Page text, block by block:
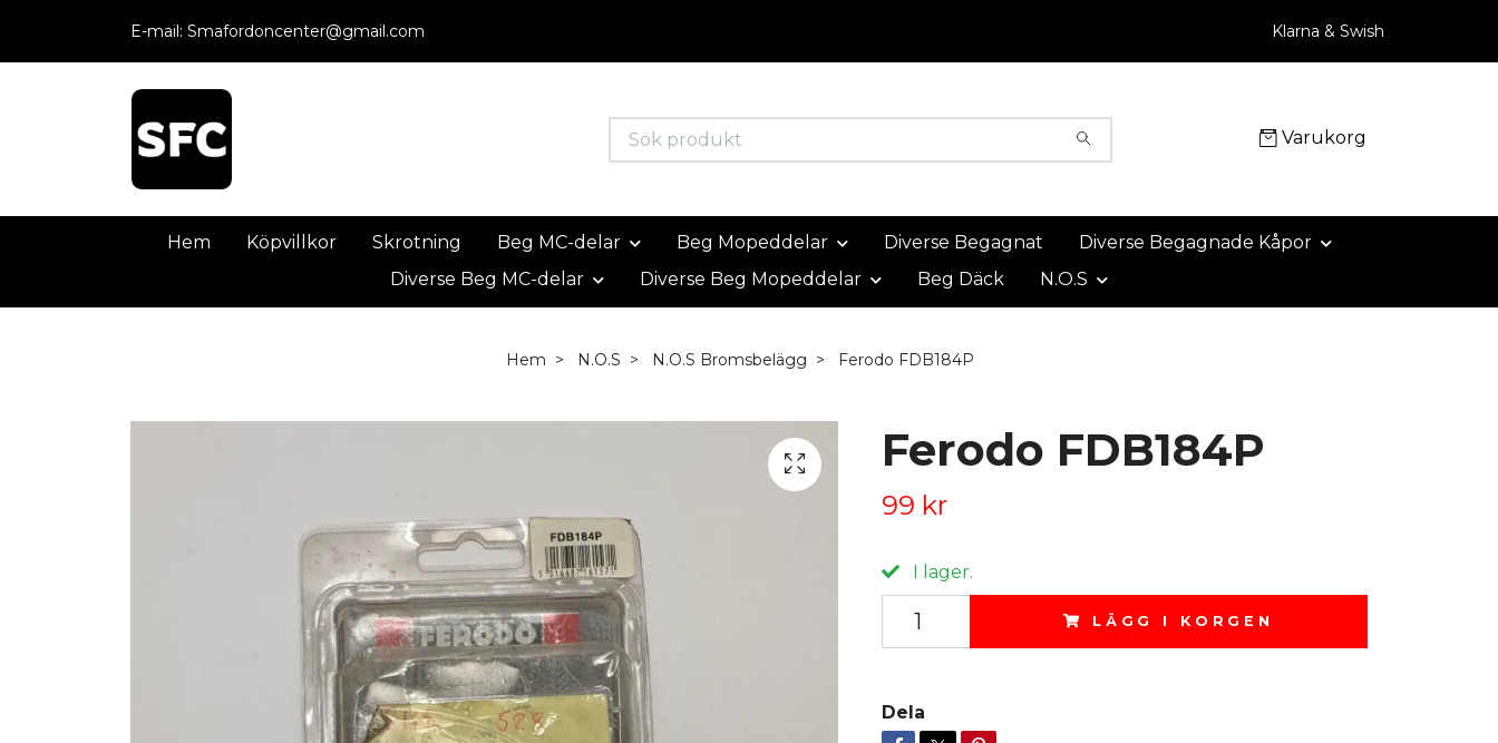
E-mail: Smafordoncenter@gmail.com Klarna & Swish
Varukorg
Hem Köpvillkor Skrotning Beg MC-delar Beg Mopeddelar Diverse Begagnat
Diverse Begagnade Kåpor
Diverse Beg MC-delar
Diverse Beg Mopeddelar Beg Däck N.O.S
Hem N.O.S N.O.S Bromsbelägg Ferodo FDB184P
Ferodo FDB184P
99 kr
I lager.
LÄGG I KORGEN
Dela